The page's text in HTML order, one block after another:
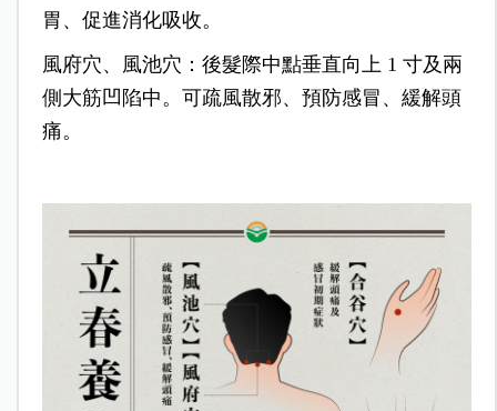
胃、促進消化吸收。
風府穴、風池穴：後髮際中點垂直向上 1 寸及兩
側大筋凹陷中。可疏風散邪、預防感冒、緩解頭
痛。